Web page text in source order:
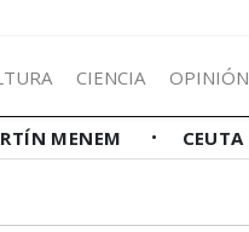
CIENCIA OPINIÓN
MENEM CEUTA